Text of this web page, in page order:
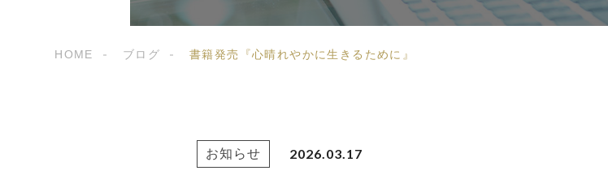
HOME ブログ 書籍発売『心晴れやかに生きるために』
お知らせ 2026.03.17